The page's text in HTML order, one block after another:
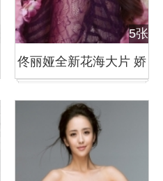
5张
佟丽娅全新花海大片 娇